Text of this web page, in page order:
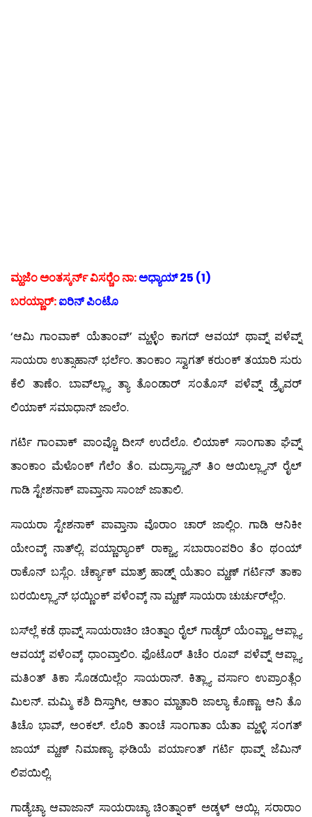
ಮ್ಹಜೆಂ ಅಂತಸ್ಕರ್ನ್ ವಿಸರ‍್ಚೆಂ ನಾ:ಅಧ್ಯಾಯ್ 25 (1)
ಬರಯ್ಣಾರ್:ಐರಿನ್ ಪಿಂಟೊ
‘ಆಮಿ ಗಾಂವಾಕ್ ಯೆತಾಂವ್’ ಮ್ಹಳ್ಳೆಂ ಕಾಗದ್ ಆವಯ್ ಥಾವ್ನ್ ಪಳೆವ್ನ್
ಸಾಯರಾ ಉತ್ಸಾಹಾನ್ ಭರ್ಲೆಂ. ತಾಂಕಾಂ ಸ್ವಾಗತ್ ಕರುಂಕ್ ತಯಾರಿ ಸುರು
ಕೆಲಿ ತಾಣೆಂ. ಬಾವ್‍ಲ್ಲ್ಯಾ ತ್ಯಾ ತೊಂಡಾರ್ ಸಂತೊಸ್ ಪಳೆವ್ನ್ ಡ್ರೈವರ್
ಲಿಯಾಕ್ ಸಮಾಧಾನ್ ಜಾಲೆಂ.
ಗರ್ಟಿ ಗಾಂವಾಕ್ ಪಾಂವ್ಚೊ ದೀಸ್ ಉದೆಲೊ. ಲಿಯಾಕ್ ಸಾಂಗಾತಾ ಘೆವ್ನ್
ತಾಂಕಾಂ ಮೆಳೊಂಕ್ ಗೆಲೆಂ ತೆಂ. ಮದ್ರಾಸ್ಚ್ಯಾನ್ ತಿಂ ಆಯಿಲ್ಲ್ಯಾನ್ ರೈಲ್
ಗಾಡಿ ಸ್ಟೇಶನಾಕ್ ಪಾವ್ತಾನಾ ಸಾಂಜ್ ಜಾತಾಲಿ.
ಸಾಯರಾ ಸ್ಟೇಶನಾಕ್ ಪಾವ್ತಾನಾ ವೊರಾಂ ಚಾರ್ ಜಾಲ್ಲಿಂ. ಗಾಡಿ ಆನಿಕೀ
ಯೇಂವ್ಕ್ ನಾತ್‍ಲ್ಲಿ. ಪಯ್ಣಾರ್‍ಯಾಂಕ್ ರಾಕ್ಚ್ಯಾ ಸಬಾರಾಂಪರಿಂ ತೆಂ ಥಂಯ್
ರಾಕೊನ್ ಬಸ್ಲೆಂ. ಚೆರ್ಕ್ಯಾಕ್ ಮಾತ್ರ್ ಹಾಡ್ನ್ ಯೆತಾಂ ಮ್ಹಣ್ ಗರ್ಟಿನ್ ತಾಕಾ
ಬರಯಿಲ್ಲ್ಯಾನ್ ಭಯ್ಣಿಂಕ್ ಪಳೆಂವ್ಕ್ ನಾ ಮ್ಹಣ್ ಸಾಯರಾ ಚುರ್ಚುರ್‌ಲ್ಲೆಂ.
ಬಸ್‍ಲ್ಲೆ ಕಡೆ ಥಾವ್ನ್ ಸಾಯರಾಚಿಂ ಚಿಂತ್ನಾಂ ರೈಲ್ ಗಾಡ್ಯೆರ್ ಯೆಂವ್ಚ್ಯಾ ಆಪ್ಲ್ಯಾ
ಆವಯ್ಕ್ ಪಳೆಂವ್ಕ್ ಧಾಂವ್ತಾಲಿಂ. ಫೊಟೊರ್ ತಿಚೆಂ ರೂಪ್ ಪಳೆವ್ನ್ ಆಪ್ಲ್ಯಾ
ಮತಿಂತ್ ತಿಕಾ ಸೊಡಯಿಲ್ಲೆಂ ಸಾಯರಾನ್. ಕಿತ್ಲ್ಯಾ ವರ್ಸಾಂ ಉಪ್ರಾಂತ್ಲೆಂ
ಮಿಲನ್. ಮಮ್ಮಿ ಕಶಿ ದಿಸ್ತಾಗೀ, ಆತಾಂ ಮ್ಹಾತಾರಿ ಜಾಲ್ಯಾ ಕೊಣ್ಣಾ. ಆನಿ ತೊ
ತಿಚೊ ಭಾವ್, ಅಂಕಲ್. ಲೊರಿ ತಾಂಚೆ ಸಾಂಗಾತಾ ಯೆತಾ ಮ್ಹಳ್ಳಿ ಸಂಗತ್
ಜಾಯ್ ಮ್ಹಣ್ ನಿಮಾಣ್ಯಾ ಘಡಿಯೆ ಪರ್ಯಾಂತ್ ಗರ್ಟಿ ಥಾವ್ನ್ ಜೆಮಿನ್
ಲಿಪಯಿಲ್ಲಿ.
ಗಾಡ್ಯೆಚ್ಯಾ ಆವಾಜಾನ್ ಸಾಯರಾಚ್ಯಾ ಚಿಂತ್ನಾಂಕ್ ಅಡ್ಕಳ್ ಆಯ್ಲಿ. ಸರಾರಾಂ